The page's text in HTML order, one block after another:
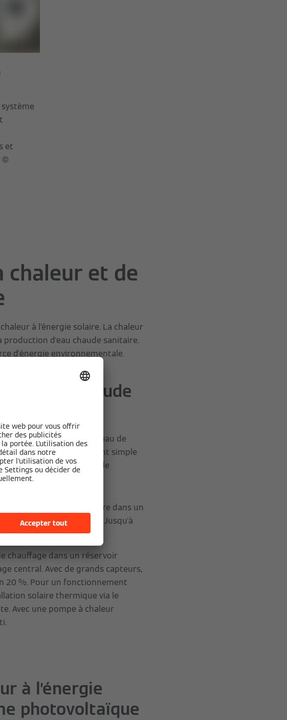
et
©
chaleur et de
à l’énergie solaire. La chaleur
d'eau chaude sanitaire.
d'énergie environnementale.
l'eau chaude
chaude sanitaire ou à l'eau de
en œuvre est relativement simple
tels que les systèmes de
possibles :
l'eau chaude sanitaire dans un
d'environ cinq pour cent. Jusqu'à
manière.
chauffage dans un réservoir
central. Avec de grands capteurs,
20 %. Pour un fonctionnement
solaire thermique via le
Avec une pompe à chaleur
à l’énergie
photovoltaïque